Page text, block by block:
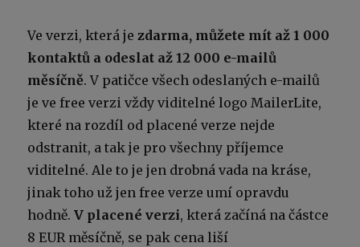
Ve verzi, která je zdarma, můžete mít až 1 000
kontaktů a odeslat až 12 000 e-mailů
měsíčně. V patičce všech odeslaných e-mailů
je ve free verzi vždy viditelné logo MailerLite,
které na rozdíl od placené verze nejde
odstranit, a tak je pro všechny příjemce
viditelné. Ale to je jen drobná vada na kráse,
jinak toho už jen free verze umí opravdu
hodně.V placené verzi, která začíná na částce
8 EUR měsíčně, se pak cena liší